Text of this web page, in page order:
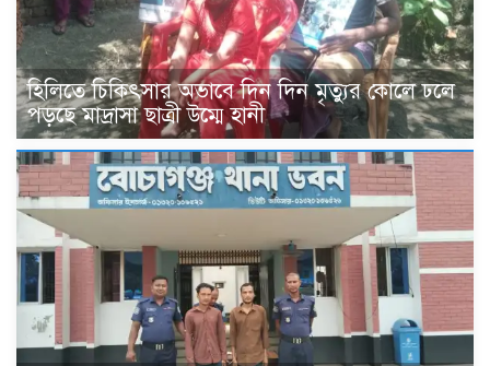
হিলিতে চিকিৎসার অভাবে দিন দিন মৃত্যুর কোলে ঢলে
পড়ছে মাদ্রাসা ছাত্রী উম্মে হানী